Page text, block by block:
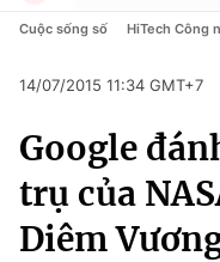
Chính trị
Xã hội
Chính trị
Pháp luật
Thể thao
Truyền hình
Văn hóa - Giải trí
Y tế
Cuộc sống số HiTech Công
14/07/2015 11:34 GMT+7
Google
trụ của
Diêm